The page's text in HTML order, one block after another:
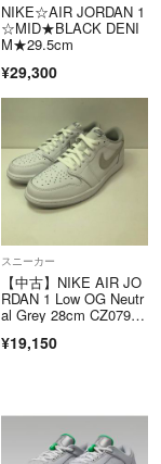
NIKE☆AIR JORDAN 1
☆MID★BLACK DENI
M★29.5cm
¥29,300
スニーカー
【中古】NIKE AIR JO
RDAN 1 Low OG Neutr
al Grey 28cm CZ0790-
¥19,150